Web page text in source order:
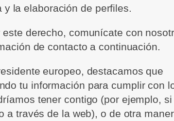
y la elaboración de perfiles.
derecho, comunícate con
de contacto a continuación.
europeo, destacamos que
tu información para cumplir con
tener contigo (por ejemplo, si
a través de la web), o de otra